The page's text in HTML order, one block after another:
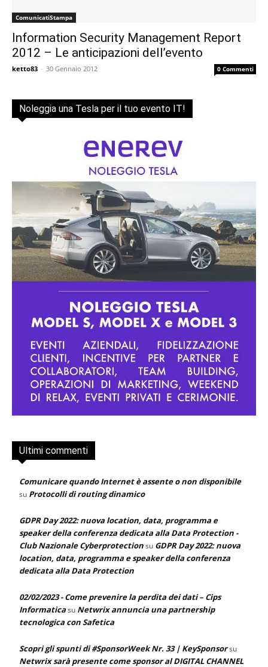
ComunicatiStampa
Information Security Management Report
2012 – Le anticipazioni dell’evento
ketto83 - 30 Gennaio 2012 0 Commenti
Noleggia una Tesla per il tuo evento IT!
Ultimi commenti
Comunicare quando Internet è assente o non disponibile
su Protocolli di routing dinamico
GDPR Day 2022: nuova location, data, programma e
speaker della conferenza dedicata alla Data Protection -
Club Nazionale Cyberprotectionsu GDPR Day 2022: nuova
location, data, programma e speaker della conferenza
dedicata alla Data Protection
02/02/2023 - Come prevenire la perdita dei dati – Cips
Informaticasu Netwrix annuncia una partnership
tecnologica con Safetica
Scopri gli spunti di #SponsorWeek Nr. 33 | KeySponsorsu
Netwrix sarà presente come sponsor al DIGITAL CHANNEL